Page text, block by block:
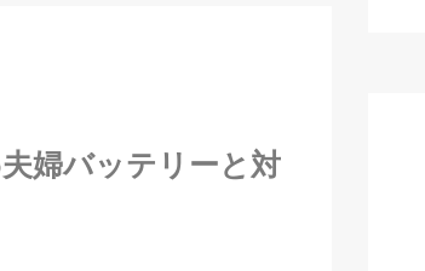
婦バッテリーと対